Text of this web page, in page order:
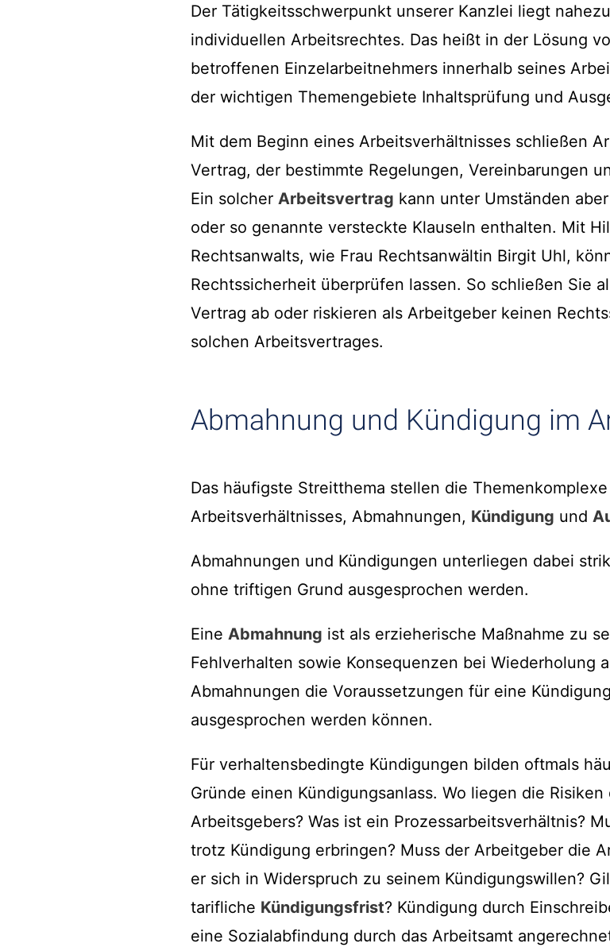
Der Tätigkeitsschwerpunkt unserer Kanzlei liegt
individuellen Arbeitsrechtes. Das heißt in der Lösung
betroffenen Einzelarbeitnehmers innerhalb seines
der wichtigen Themengebiete Inhaltsprüfung und
Mit dem Beginn eines Arbeitsverhältnisses schließen
Vertrag, der bestimmte Regelungen, Vereinbarungen
Ein solcher Arbeitsvertrag kann unter Umständen
oder so genannte versteckte Klauseln enthalten. Mit
Rechtsanwalts, wie Frau Rechtsanwältin Birgit Uhl,
Rechtssicherheit überprüfen lassen. So schließen Sie
Vertrag ab oder riskieren als Arbeitgeber keinen
solchen Arbeitsvertrages.
Abmahnung und Kündigung im
Das häufigste Streitthema stellen die
Arbeitsverhältnisses, Abmahnungen, Kündigung und
Abmahnungen und Kündigungen unterliegen dabei
ohne triftigen Grund ausgesprochen werden.
Eine Abmahnung ist als erzieherische Maßnahme zu
Fehlverhalten sowie Konsequenzen bei Wiederholung
Abmahnungen die Voraussetzungen für eine
ausgesprochen werden können.
Für verhaltensbedingte Kündigungen bilden oftmals
Gründe einen Kündigungsanlass. Wo liegen die
Arbeitsgebers? Was ist ein Prozessarbeitsverhältnis?
trotz Kündigung erbringen? Muss der Arbeitgeber die
er sich in Widerspruch zu seinem Kündigungswillen?
tarifliche Kündigungsfrist? Kündigung durch
eine Sozialabfindung durch das Arbeitsamt